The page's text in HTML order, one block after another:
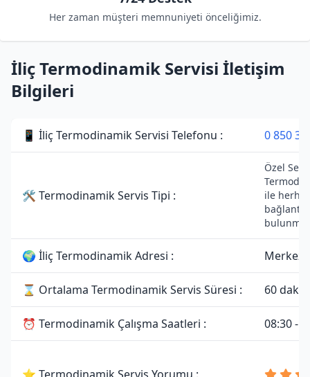
Her zaman müşteri memnuniyeti önceliğimiz.
İliç Termodinamik Servisi İletişim
Bilgileri
📱 İliç Termodinamik Servisi Telefonu : 0 850
🛠 Termodinamik Servis Tipi :
Özel
ile
bağlantısı
🌍 İliç Termodinamik Adresi :
⌛ Ortalama Termodinamik Servis Süresi : 60
⏰ Termodinamik Çalışma Saatleri : 08:30 -